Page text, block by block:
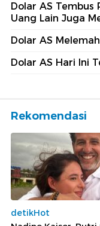
Dolar AS Tembus
Uang Lain Juga
Dolar AS
Dolar AS Hari Ini
Rekomendasi
detikHot